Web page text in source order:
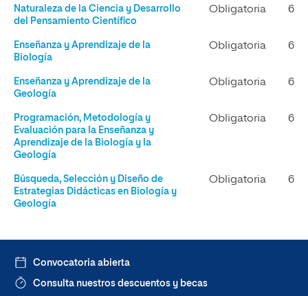
Naturaleza de la Ciencia y Desarrollo
del Pensamiento Científico
Obligatoria 6
Enseñanza y Aprendizaje de la
Biología
Obligatoria 6
Enseñanza y Aprendizaje de la
Geología
Obligatoria 6
Programación, Metodología y
Evaluación para la Enseñanza y
Aprendizaje de la Biología y la
Geología
Obligatoria 6
Búsqueda, Selección y Diseño de
Estrategias Didácticas en Biología y
Geología
Obligatoria 6
Convocatoria abierta
Consulta nuestros descuentos y becas